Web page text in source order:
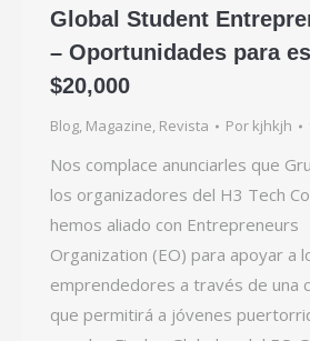
Global Student
– Oportunidades para
$20,000
Blog, Magazine, Revista Por kjhkjh
Nos complace anunciarles que
los organizadores del H3 Tech
hemos aliado con Entrepreneurs
Organization (EO) para apoyar a
emprendedores a través de una
que permitirá a jóvenes